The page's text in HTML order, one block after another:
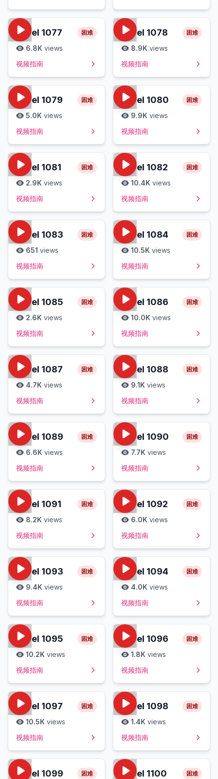
Level 1077 困难
6.8K views
视频指南
Level 1078 困难
8.9K views
视频指南
Level 1079 困难
5.0K views
视频指南
Level 1080 困难
9.9K views
视频指南
Level 1081 困难
2.9K views
视频指南
Level 1082 困难
10.4K views
视频指南
Level 1083 困难
651 views
视频指南
Level 1084 困难
10.5K views
视频指南
Level 1085 困难
2.6K views
视频指南
Level 1086 困难
10.0K views
视频指南
Level 1087 困难
4.7K views
视频指南
Level 1088 困难
9.1K views
视频指南
Level 1089 困难
6.6K views
视频指南
Level 1090 困难
7.7K views
视频指南
Level 1091 困难
8.2K views
视频指南
Level 1092 困难
6.0K views
视频指南
Level 1093 困难
9.4K views
视频指南
Level 1094 困难
4.0K views
视频指南
Level 1095 困难
10.2K views
视频指南
Level 1096 困难
1.8K views
视频指南
Level 1097 困难
10.5K views
视频指南
Level 1098 困难
1.4K views
视频指南
Level 1099 困难 Level 1100 困难